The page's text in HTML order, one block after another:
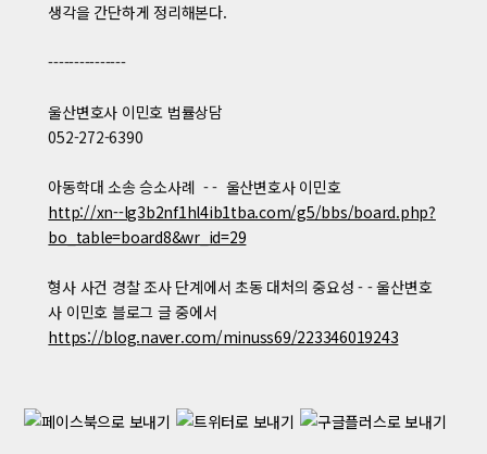
생각을 간단하게 정리해본다.
​---------------
울산변호사 이민호 법률상담
052-272-6390
아동학대 소송 승소사례 - - 울산변호사 이민호
http://xn--lg3b2nf1hl4ib1tba.com/g5/bbs/board.php?
bo_table=board8&wr_id=29
형사 사건 경찰 조사 단계에서 초동 대처의 중요성 - - 울산변호
사 이민호 블로그 글 중에서
https://blog.naver.com/minuss69/223346019243